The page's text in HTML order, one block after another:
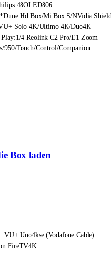
48OLED806
Hd Box/Mi Box S/NVidia Shield
Solo 4K/Ultimo 4K/Duo4K
Play:1/4 Reolink C2 Pro/E1 Zoom
950/Touch/Control/Companion
Box laden
VU+ Uno4kse (Vodafone Cable)
FireTV4K